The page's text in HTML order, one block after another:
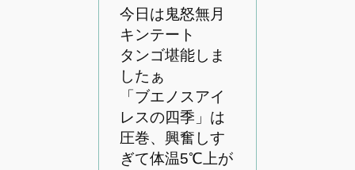
今日は鬼怒無月
キンテート
タンゴ堪能しま
したぁ
「ブエノスアイ
レスの四季」は
圧巻、興奮しす
ぎて体温5℃上が